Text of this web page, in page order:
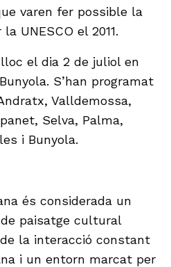
varen fer possible la
UNESCO el 2011.
el dia 2 de juliol en
S’han programat
Valldemossa,
Selva, Palma,
i Bunyola.
és considerada un
paisatge cultural
la interacció constant
i un entorn marcat per